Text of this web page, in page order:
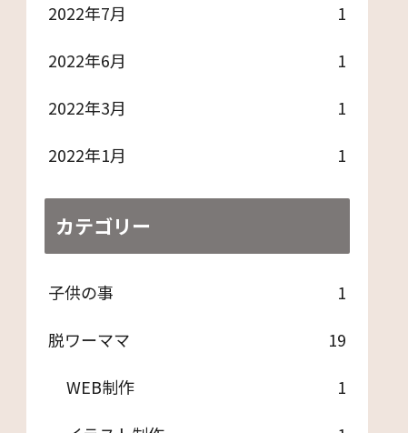
2022年7月
1
2022年6月
1
2022年3月
1
2022年1月
1
カテゴリー
子供の事
1
脱ワーママ
19
WEB制作
1